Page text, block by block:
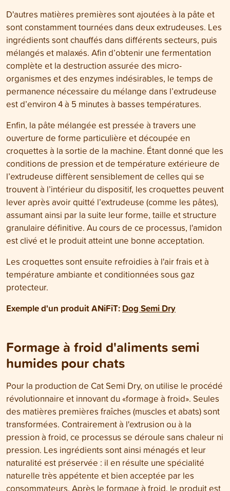
D'autres matières premières sont ajoutées à la pâte et
sont constamment tournées dans deux extrudeuses. Les
ingrédients sont chauffés dans différents secteurs, puis
mélangés et malaxés. Afin d’obtenir une fermentation
complète et la destruction assurée des micro-
organismes et des enzymes indésirables, le temps de
permanence nécessaire du mélange dans l’extrudeuse
est d’environ 4 à 5 minutes à basses températures.
Enfin, la pâte mélangée est pressée à travers une
ouverture de forme particulière et découpée en
croquettes à la sortie de la machine. Étant donné que les
conditions de pression et de température extérieure de
l’extrudeuse diffèrent sensiblement de celles qui se
trouvent à l’intérieur du dispositif, les croquettes peuvent
lever après avoir quitté l’extrudeuse (comme les pâtes),
assumant ainsi par la suite leur forme, taille et structure
granulaire définitive. Au cours de ce processus, l'amidon
est clivé et le produit atteint une bonne acceptation.
Les croquettes sont ensuite refroidies à l'air frais et à
température ambiante et conditionnées sous gaz
protecteur.
Exemple d'un produit ANiFiT: Dog Semi Dry
Formage à froid d'aliments semi
humides pour chats
Pour la production de Cat Semi Dry, on utilise le procédé
révolutionnaire et innovant du «formage à froid». Seules
des matières premières fraîches (muscles et abats) sont
transformées. Contrairement à l'extrusion ou à la
pression à froid, ce processus se déroule sans chaleur ni
pression. Les ingrédients sont ainsi ménagés et leur
naturalité est préservée : il en résulte une spécialité
naturelle très appétente et bien acceptée par les
consommateurs. Après le formage à froid, le produit est